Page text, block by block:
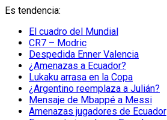
Es tendencia:
El cuadro del Mundial
CR7 – Modric
Despedida Enner Valencia
¿Amenazas a Ecuador?
Lukaku arrasa en la Copa
¿Argentino reemplaza a Julián?
Mensaje de Mbappé a Messi
Amenazas jugadores de Ecuador